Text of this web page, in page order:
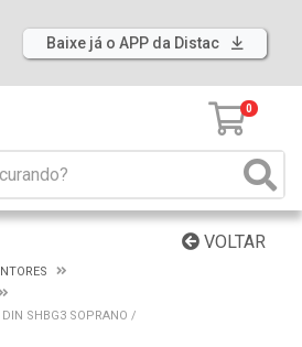
Baixe já o APP da Distac
0
VOLTAR
SHBG3 SOPRANO /